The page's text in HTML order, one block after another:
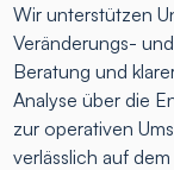
Wir unterstützen
Veränderungs-
Beratung und
Analyse über die
zur operativen
verlässlich auf